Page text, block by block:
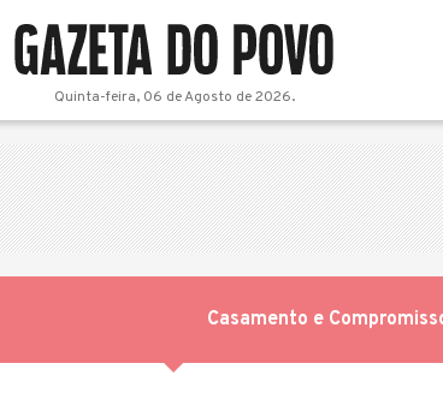
Quinta-feira, 06 de Agosto de 2026.
Casamento e